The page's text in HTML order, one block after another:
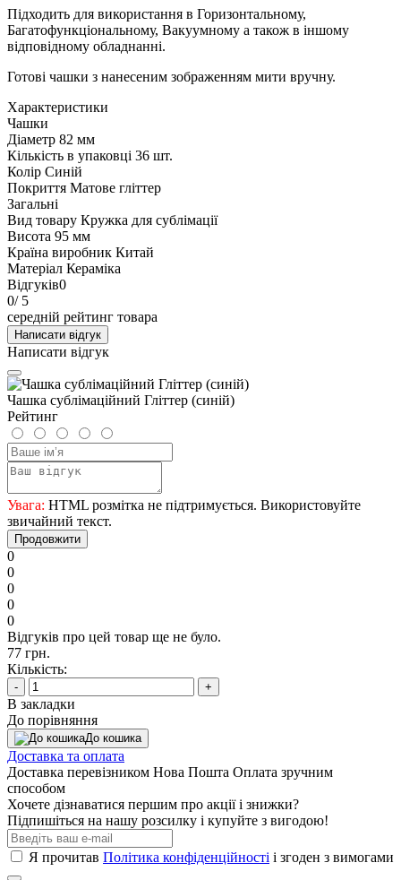
Підходить для використання в Горизонтальному,
Багатофункціональному, Вакуумному а також в іншому
відповідному обладнанні.
Готові чашки з нанесеним зображенням мити вручну.
Характеристики
Чашки
Діаметр 82 мм
Кількість в упаковці 36 шт.
Колір Синій
Покриття Матове гліттер
Загальні
Вид товару Кружка для сублімації
Висота 95 мм
Країна виробник Китай
Матеріал Кераміка
Відгуків0
0/ 5
середній рейтинг товара
Написати відгук
Написати відгук
Чашка сублімаційний Гліттер (синій)
Рейтинг
Увага: HTML розмітка не підтримується. Використовуйте
звичайний текст.
Продовжити
0
0
0
0
0
Відгуків про цей товар ще не було.
77 грн.
Кількість:
- +
В закладки
До порівняння
До кошика
Доставка та оплата
Доставка перевізником Нова Пошта Оплата зручним
способом
Хочете дізнаватися першим про акції і знижки?
Підпишіться на нашу розсилку і купуйте з вигодою!
Я прочитав Політика конфіденційності і згоден з вимогами